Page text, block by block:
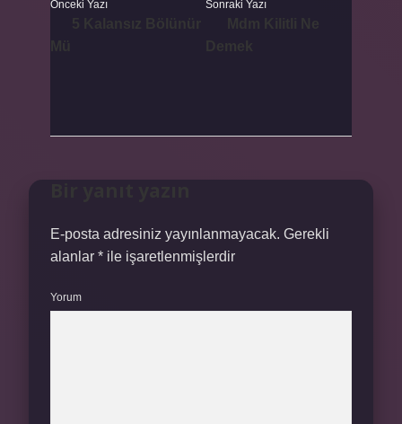
Önceki Yazı Sonraki Yazı
E-posta adresiniz yayınlanmayacak. Gerekli
alanlar * ile işaretlenmişlerdir
Yorum